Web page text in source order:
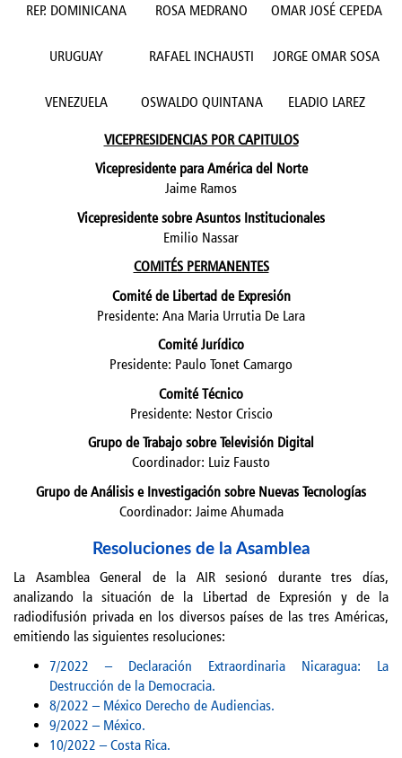
REP. DOMINICANA ROSA MEDRANO OMAR JOSÉ CEPEDA
URUGUAY RAFAEL INCHAUSTI JORGE OMAR SOSA
VENEZUELA OSWALDO QUINTANA ELADIO LAREZ
VICEPRESIDENCIAS POR CAPITULOS
Vicepresidente para América del Norte
Jaime Ramos
Vicepresidente sobre Asuntos Institucionales
Emilio Nassar
COMITÉS PERMANENTES
Comité de Libertad de Expresión
Presidente: Ana Maria Urrutia De Lara
Comité Jurídico
Presidente: Paulo Tonet Camargo
Comité Técnico
Presidente: Nestor Criscio
Grupo de Trabajo sobre Televisión Digital
Coordinador: Luiz Fausto
Grupo de Análisis e Investigación sobre Nuevas Tecnologías
Coordinador: Jaime Ahumada
Resoluciones de la Asamblea
La Asamblea General de la AIR sesionó durante tres días,
analizando la situación de la Libertad de Expresión y de la
radiodifusión privada en los diversos países de las tres Américas,
emitiendo las siguientes resoluciones:
7/2022 – Declaración Extraordinaria Nicaragua: La
Destrucción de la Democracia.
8/2022 – México Derecho de Audiencias.
9/2022 – México.
10/2022 – Costa Rica.